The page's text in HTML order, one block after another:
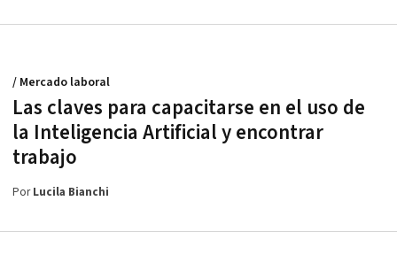
Las claves para capacitarse en el uso de
la Inteligencia Artificial y encontrar
trabajo
/ Mercado laboral
PorLucila Bianchi